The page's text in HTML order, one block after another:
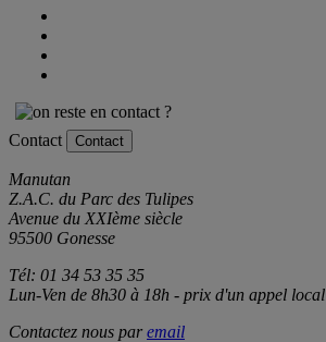
Contact Contact
Manutan
Z.A.C. du Parc des Tulipes
Avenue du XXIème siècle
95500 Gonesse
Tél: 01 34 53 35 35
Lun-Ven de 8h30 à 18h - prix d'un appel local
Contactez nous paremail